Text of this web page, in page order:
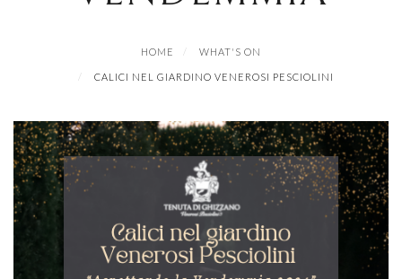
HOME WHAT'S ON
CALICI NEL GIARDINO VENEROSI PESCIOLINI